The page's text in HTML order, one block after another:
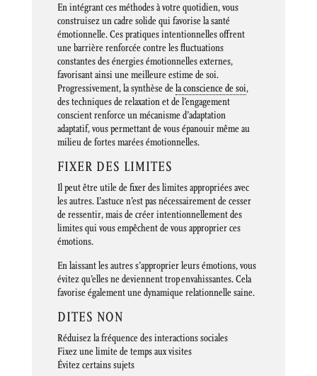
En intégrant ces méthodes à votre quotidien, vous
construisez un cadre solide qui favorise la santé
émotionnelle. Ces pratiques intentionnelles offrent
une barrière renforcée contre les fluctuations
constantes des énergies émotionnelles externes,
favorisant ainsi une meilleure estime de soi.
Progressivement, la synthèse dela conscience de soi,
des techniques de relaxation et de l’engagement
conscient renforce un mécanisme d’adaptation
adaptatif, vous permettant de vous épanouir même au
milieu de fortes marées émotionnelles.
FIXER DES LIMITES
Il peut être utile de fixer des limites appropriées avec
les autres. L’astuce n’est pas nécessairement de cesser
de ressentir, mais de créer intentionnellement des
limites qui vous empêchent de vous approprier ces
émotions.
En laissant les autres s’approprier leurs émotions, vous
évitez qu’elles ne deviennent trop envahissantes. Cela
favorise également une dynamique relationnelle saine.
DITES NON
Réduisez la fréquence des interactions sociales
Fixez une limite de temps aux visites
Évitez certains sujets